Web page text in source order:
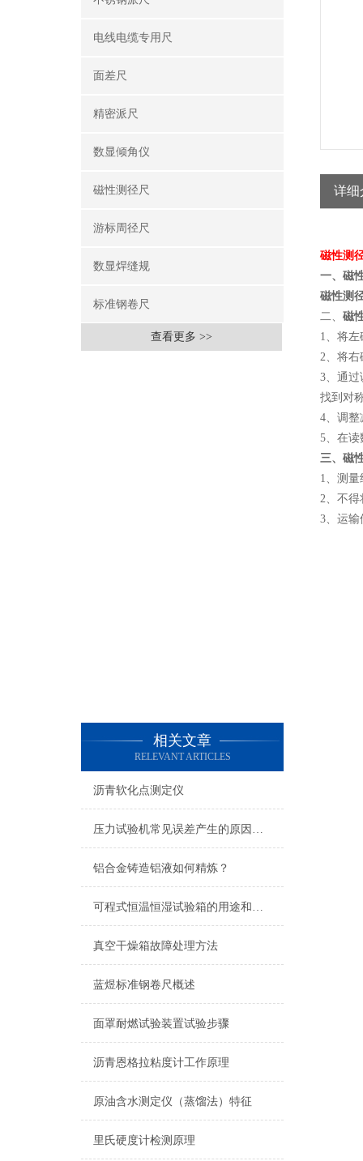
电线电缆专用尺
面差尺
精密派尺
数显倾角仪
磁性测径尺
游标周径尺
数显焊缝规
标准钢卷尺
查看更多 >>
相关文章
RELEVANT ARTICLES
沥青软化点测定仪
压力试验机常见误差产生的原因及消除方法
铝合金铸造铝液如何精炼？
可程式恒温恒湿试验箱的用途和特点
真空干燥箱故障处理方法
蓝煜标准钢卷尺概述
面罩耐燃试验装置试验步骤
沥青恩格拉粘度计工作原理
原油含水测定仪（蒸馏法）特征
里氏硬度计检测原理
详细
磁性测
一、磁
磁性测
二、 磁
1、将
2、将右
3、通过
找到对
4、调整
5、在读
三、磁
1、测
2、不得
3、运输